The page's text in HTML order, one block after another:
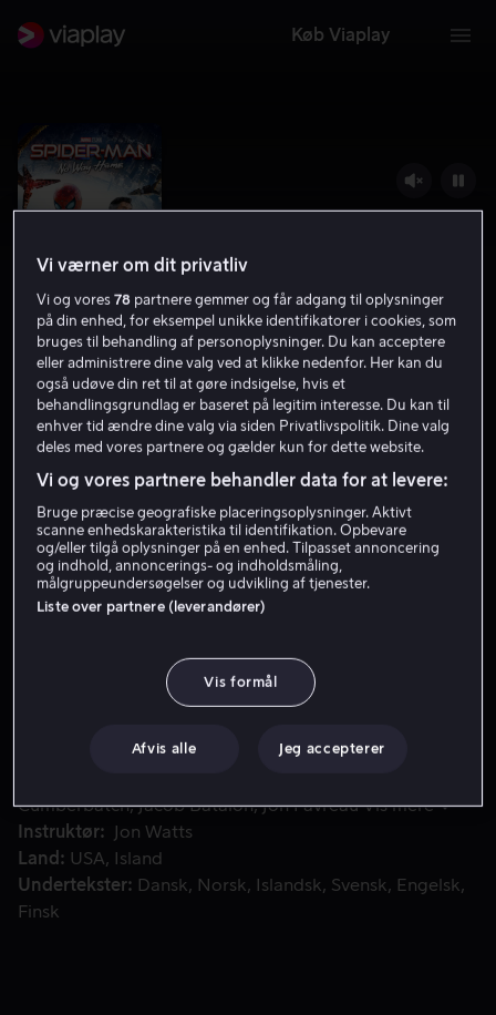
Køb Viaplay
Spider-Man: No Way Home
8.2 Action 2021 2 t. 22 min
11 år
Få Viaplay
Se trailer
Da Dr. Stranges besværgelse, der skulle genskabe
Da Dr. Stranges besværgelse, der skulle genskabe
Spider-Mans identitet går skævt, tvinges Peter til at
Cumberbatch Jacob Batalon Jon Favreau Vis mere
Instruktør
Jon Watts
Land
USA
Island
Undertekster
Dansk Norsk Islandsk Svensk
Engelsk
Finsk
Vi værner om dit privatliv
Vi og vores78 partnere gemmer og får adgang til oplysninger
på din enhed, for eksempel unikke identifikatorer i cookies, som
bruges til behandling af personoplysninger. Du kan acceptere
eller administrere dine valg ved at klikke nedenfor. Her kan du
også udøve din ret til at gøre indsigelse, hvis et
behandlingsgrundlag er baseret på legitim interesse. Du kan til
enhver tid ændre dine valg via siden Privatlivspolitik. Dine valg
deles med vores partnere og gælder kun for dette website.
Vi og vores partnere behandler data for at levere:
Bruge præcise geografiske placeringsoplysninger. Aktivt
scanne enhedskarakteristika til identifikation. Opbevare
og/eller tilgå oplysninger på en enhed. Tilpasset annoncering
og indhold, annoncerings- og indholdsmåling,
målgruppeundersøgelser og udvikling af tjenester.
Liste over partnere (leverandører)
Vis formål
Afvis alle Jeg accepterer